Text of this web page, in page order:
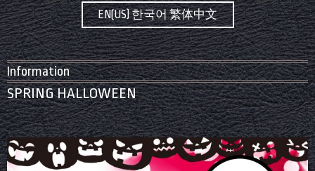
EN(US) 한국어 繁体中文
Information
SPRING HALLOWEEN